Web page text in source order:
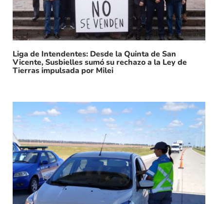
Liga de Intendentes: Desde la Quinta de San
Vicente, Susbielles sumó su rechazo a la Ley de
Tierras impulsada por Milei